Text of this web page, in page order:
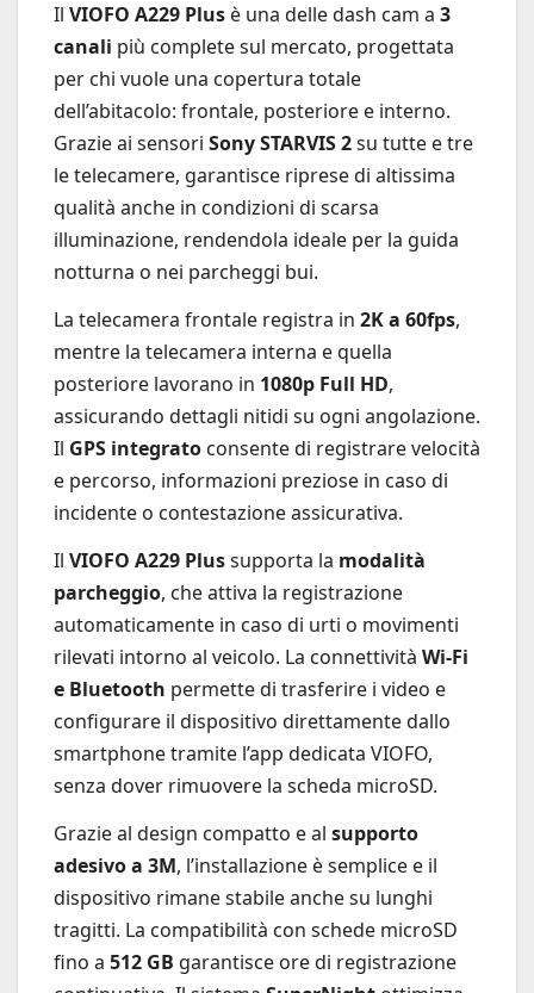
Il VIOFO A229 Plus è una delle dash cam a 3
canali più complete sul mercato, progettata
per chi vuole una copertura totale
dell’abitacolo: frontale, posteriore e interno.
Grazie ai sensori Sony STARVIS 2su tutte e tre
le telecamere, garantisce riprese di altissima
qualità anche in condizioni di scarsa
illuminazione, rendendola ideale per la guida
notturna o nei parcheggi bui.
La telecamera frontale registra in 2K a 60fps,
mentre la telecamera interna e quella
posteriore lavorano in 1080p Full HD,
assicurando dettagli nitidi su ogni angolazione.
Il GPS integrato consente di registrare velocità
e percorso, informazioni preziose in caso di
incidente o contestazione assicurativa.
Il VIOFO A229 Plussupporta la modalità
parcheggio, che attiva la registrazione
automaticamente in caso di urti o movimenti
rilevati intorno al veicolo. La connettività Wi-Fi
e Bluetooth permette di trasferire i video e
configurare il dispositivo direttamente dallo
smartphone tramite l’app dedicata VIOFO,
senza dover rimuovere la scheda microSD.
Grazie al design compatto e al supporto
adesivo a 3M, l’installazione è semplice e il
dispositivo rimane stabile anche su lunghi
tragitti. La compatibilità con schede microSD
fino a 512 GB garantisce ore di registrazione